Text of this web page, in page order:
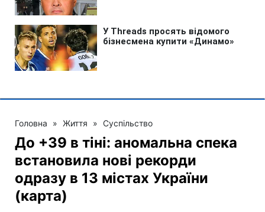
Головна » Життя » Суспільство
До +39 в тіні: аномальна спека
встановила нові рекорди
одразу в 13 містах України
(карта)